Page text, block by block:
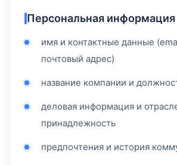
Персональная информация
имя и контактные данные
почтовый адрес)
название компании и
деловая информация и
принадлежность
предпочтения и история